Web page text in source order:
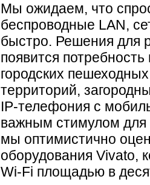
Мы ожидаем, что
беспроводные LAN,
быстро. Решения для
появится
городских
территорий,
IP-телефония с
важным стимулом для
мы оптимистично
оборудования Vivato,
Wi-Fi площадью в